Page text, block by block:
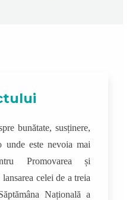
bunătate, susținere,
unde este nevoia mai
Promovarea și
celei de a treia
Națională a